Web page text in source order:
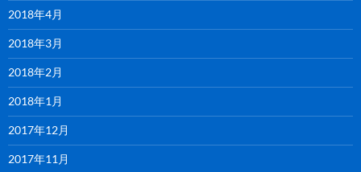
2018年4月
2018年3月
2018年2月
2018年1月
2017年12月
2017年11月